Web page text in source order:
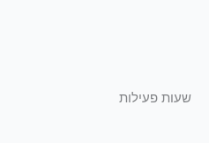
שעות פעילות